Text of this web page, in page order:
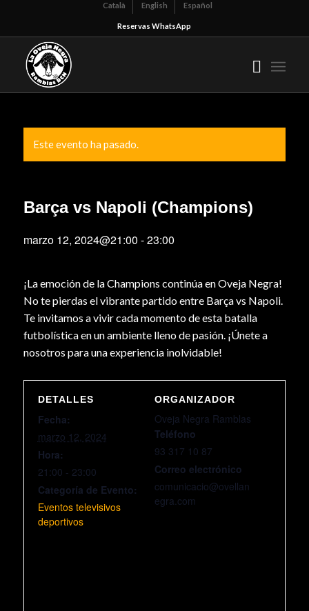
Català English Español
Reservas WhatsApp
Este evento ha pasado.
Barça vs Napoli (Champions)
marzo 12, 2024@21:00 -23:00
¡La emoción de la Champions continúa en Oveja Negra!
No te pierdas el vibrante partido entre Barça vs Napoli.
Te invitamos a vivir cada momento de esta batalla
futbolística en un ambiente lleno de pasión. ¡Únete a
nosotros para una experiencia inolvidable!
DETALLES
Fecha:
marzo 12, 2024
Hora:
21:00 - 23:00
Categoría de Evento:
Eventos televisivos
deportivos
ORGANIZADOR
Oveja Negra Ramblas
Teléfono
93 317 10 87
Correo electrónico
comunicacio@ovellan
egra.com